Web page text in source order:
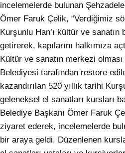
incelemelerde bulunan
Ömer Faruk Çelik, “Verdiğimiz
Kurşunlu Han’ı kültür ve
getirerek, kapılarını halkımıza
Kültür ve sanatın merkezi
Belediyesi tarafından restore
kazandırılan 520 yıllık tarihi
geleneksel el sanatları kursları
Belediye Başkanı Ömer Faruk
ziyaret ederek, incelemelerde
bir araya geldi. Düzenlenen